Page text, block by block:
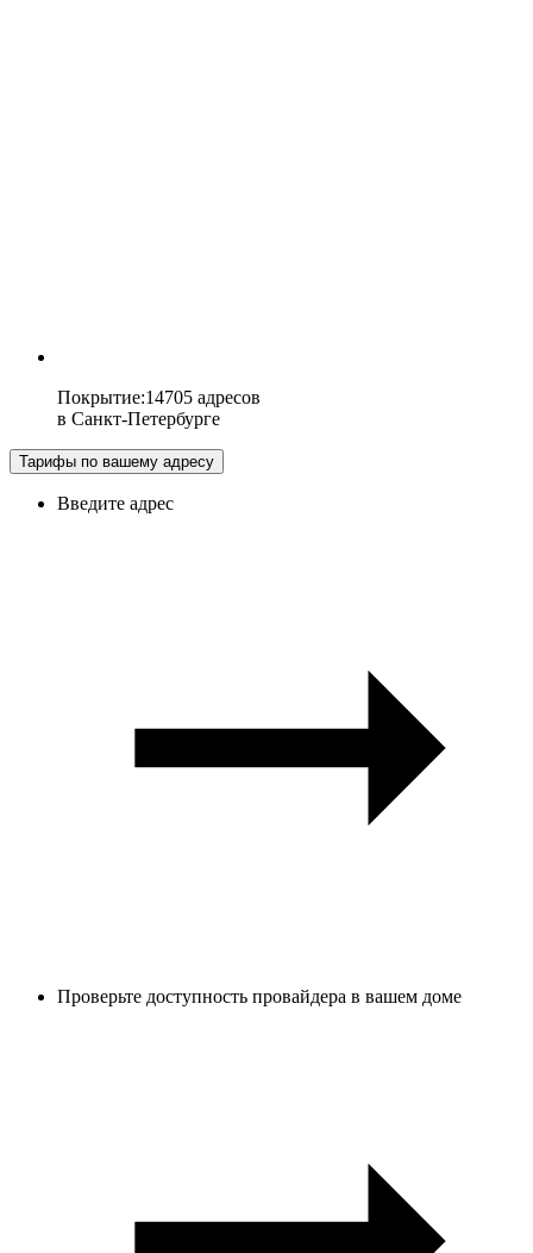
Покрытие:14705 адресов
в Санкт-Петербурге
Тарифы по вашему адресу
Введите адрес
Проверьте доступность провайдера в вашем доме